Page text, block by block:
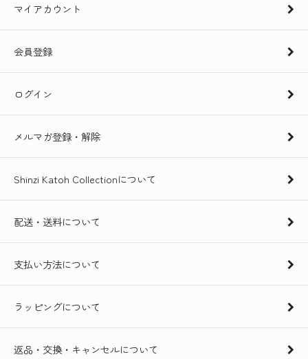
マイアカウント
会員登録
ログイン
メルマガ登録・解除
Shinzi Katoh Collectionについて
配送・送料について
支払い方法について
ラッピングについて
返品・交換・キャンセルについて